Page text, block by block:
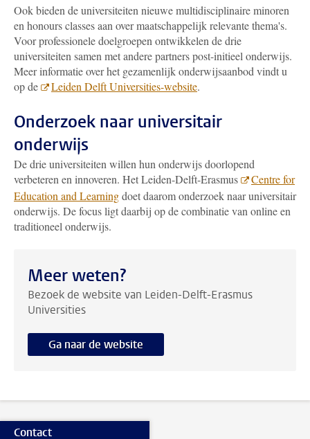
Ook bieden de universiteiten nieuwe multidisciplinaire minoren
en honours classes aan over maatschappelijk relevante thema's.
Voor professionele doelgroepen ontwikkelen de drie
universiteiten samen met andere partners post-initieel onderwijs.
Meer informatie over het gezamenlijk onderwijsaanbod vindt u
op de
Leiden Delft Universities-website.
Onderzoek naar universitair
onderwijs
De drie universiteiten willen hun onderwijs doorlopend
verbeteren en innoveren. Het Leiden-Delft-Erasmus
Centre for
Education and Learningdoet daarom onderzoek naar universitair
onderwijs. De focus ligt daarbij op de combinatie van online en
traditioneel onderwijs.
Meer weten?
Bezoek de website van Leiden-Delft-Erasmus
Universities
Ga naar de website
Contact